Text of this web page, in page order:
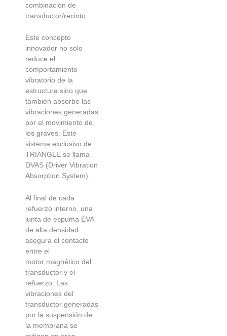
combinación de
transductor/recinto.
Este concepto
innovador no solo
reduce el
comportamiento
vibratorio de la
estructura sino que
también absorbe las
vibraciones generadas
por el movimiento de
los graves. Este
sistema exclusivo de
TRIANGLE se llama
DVAS (Driver Vibration
Absorption System).
Al final de cada
refuerzo interno, una
junta de espuma EVA
de alta densidad
asegura el contacto
entre el
motor magnético del
transductor y el
refuerzo. Las
vibraciones del
transductor generadas
por la suspensión de
la membrana se